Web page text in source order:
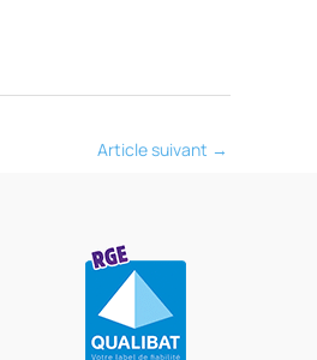
Article suivant →